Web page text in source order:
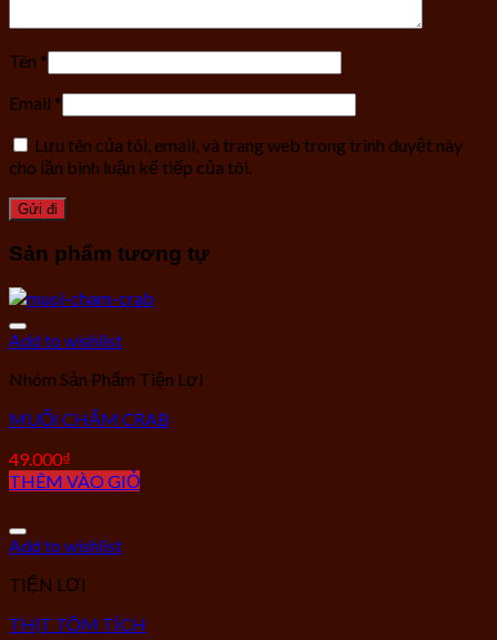
Tên *
Email *
Lưu tên của tôi, email, và trang web trong trình duyệt này
cho lần bình luận kế tiếp của tôi.
Sản phẩm tương tự
Add to wishlist
Nhóm Sản Phẩm Tiện Lợi
MUỐI CHẤM CRAB
49.000₫
THÊM VÀO GIỎ
Add to wishlist
TIỆN LỢI
THỊT TÔM TÍCH